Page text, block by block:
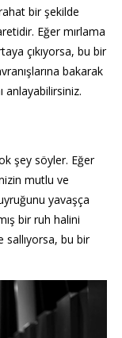
bir şekilde
Eğer mırlama
çıkıyorsa, bu bir
bakarak
anlayabilirsiniz.
şey söyler. Eğer
mutlu ve
yavaşça
bir ruh halini
sallıyorsa, bu bir